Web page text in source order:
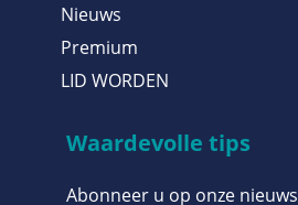
Nieuws
Premium
LID WORDEN
Waardevolle tips
Abonneer u op onze